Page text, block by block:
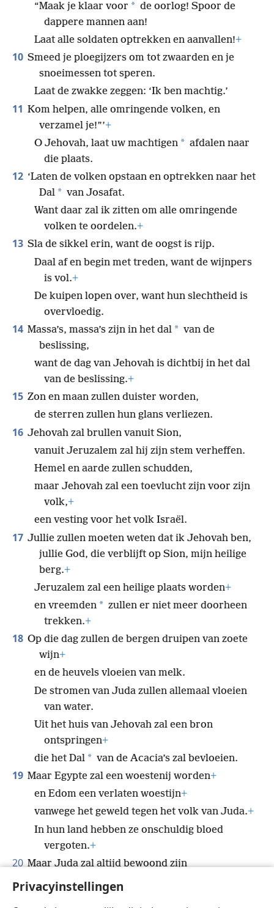
Privacyinstellingen
“Maak je klaar voor * de oorlog! Spoor de
dappere mannen aan!
Laat alle soldaten optrekken en aanvallen!+
10 Smeed je ploegijzers om tot zwaarden en je
snoeimessen tot speren.
Laat de zwakke zeggen: ‘Ik ben machtig.’
11 Kom helpen, alle omringende volken, en
verzamel je!”’+
O Jehovah, laat uw machtigen * afdalen naar
die plaats.
12 ‘Laten de volken opstaan en optrekken naar het
Dal * van Josafat.
Want daar zal ik zitten om alle omringende
volken te oordelen.+
13 Sla de sikkel erin, want de oogst is rijp.
Daal af en begin met treden, want de wijnpers
is vol.+
De kuipen lopen over, want hun slechtheid is
overvloedig.
14 Massa’s, massa’s zijn in het dal * van de
beslissing,
want de dag van Jehovah is dichtbij in het dal
van de beslissing.+
15 Zon en maan zullen duister worden,
de sterren zullen hun glans verliezen.
16 Jehovah zal brullen vanuit Sion,
vanuit Jeruzalem zal hij zijn stem verheffen.
Hemel en aarde zullen schudden,
maar Jehovah zal een toevlucht zijn voor zijn
volk,+
een vesting voor het volk Israël.
17 Jullie zullen moeten weten dat ik Jehovah ben,
jullie God, die verblijft op Sion, mijn heilige
berg.+
Jeruzalem zal een heilige plaats worden+
en vreemden * zullen er niet meer doorheen
trekken.+
18 Op die dag zullen de bergen druipen van zoete
wijn+
en de heuvels vloeien van melk.
De stromen van Juda zullen allemaal vloeien
van water.
Uit het huis van Jehovah zal een bron
ontspringen+
die het Dal * van de Acacia’s zal bevloeien.
19 Maar Egypte zal een woestenij worden+
en Edom een verlaten woestijn+
vanwege het geweld tegen het volk van Juda.+
In hun land hebben ze onschuldig bloed
vergoten.+
20 Maar Juda zal altijd bewoond zijn
en Jeruzalem van generatie op generatie.